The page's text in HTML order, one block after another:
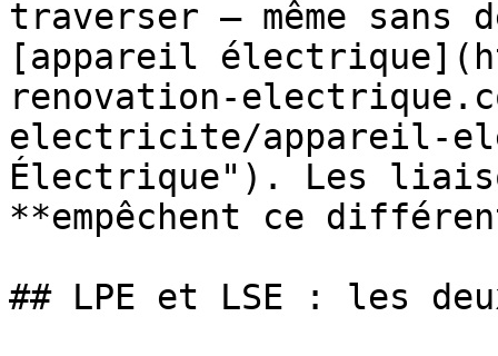
traverser — même sans
[appareil
renovation-
electricite/appareil-
Électrique"). Les
**empêchent ce
## LPE et LSE : les